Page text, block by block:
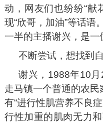
动，网友们也纷纷“献
现“欣哥，加油”等话语
一半的主播谢兴，是一
不断尝试，想找到
谢兴，1988年10
走马镇一个普通的农
有“进行性肌营养不良
行性加重的肌肉无力